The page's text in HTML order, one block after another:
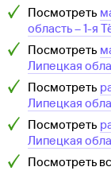
Посмотреть
область–1-я
Посмотреть
Липецкая
Посмотреть
Липецкая
Посмотреть
Липецкая
Посмотреть